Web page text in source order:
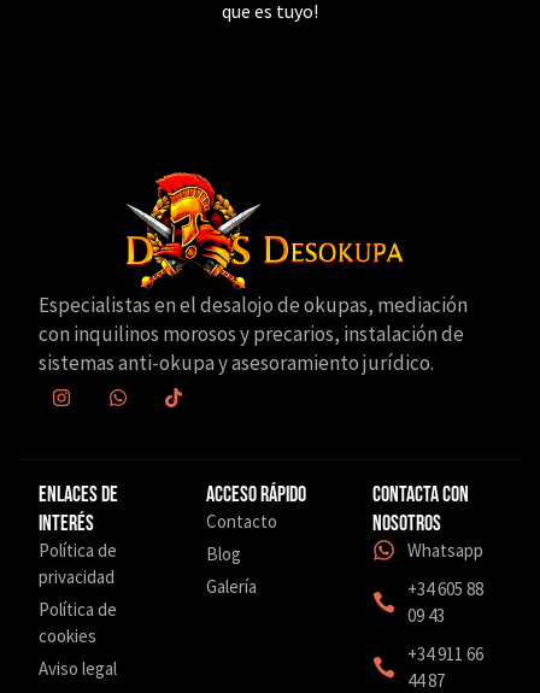
que es tuyo!
Especialistas en el desalojo de okupas, mediación
con inquilinos morosos y precarios, instalación de
sistemas anti-okupa y asesoramiento jurídico.
Enlaces de
interés
Política de
privacidad
Política de
cookies
Aviso legal
Acceso Rápido
Contacto
Blog
Galería
Contacta con
nosotros
Whatsapp
+34 605 88
09 43
‎+34 911 66
44 87